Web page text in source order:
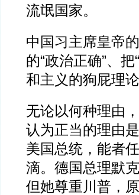
流氓国家。
中国习主席皇帝
的“政治正确”、
和主义的狗屁理
无论以何种理由
认为正当的理由
美国总统，能者
滴。德国总理默
但她尊重川普，